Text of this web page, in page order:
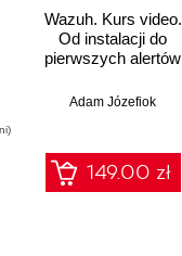
Wazuh. Kurs video.
Od instalacji do
pierwszych alertów
Adam Józefiok
149.00 zł